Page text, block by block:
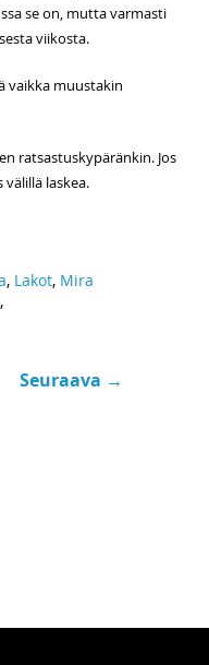
se on, mutta varmasti
viikosta.
vaikka muustakin
ratsastuskypäränkin. Jos
laskea.
, Lakot, Mira
,
Seuraava →